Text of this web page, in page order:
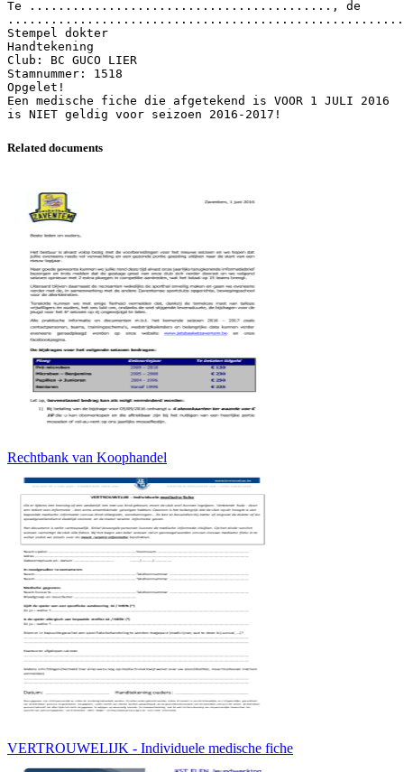
Te .........................................., de
Stempel dokter
Handtekening
Club: BC GUCO LIER
Stamnummer: 1518
Opgelet!
Een medische fiche die afgetekend is VOOR 1 JULI 2016
Related documents
Rechtbank van Koophandel
VERTROUWELIJK - Individuele medische fiche